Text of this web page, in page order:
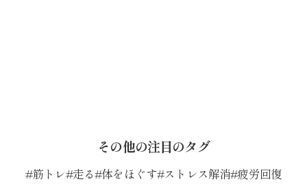
その他の注目のタグ
筋トレ 走る 体をほぐす ストレス解消 疲労回復